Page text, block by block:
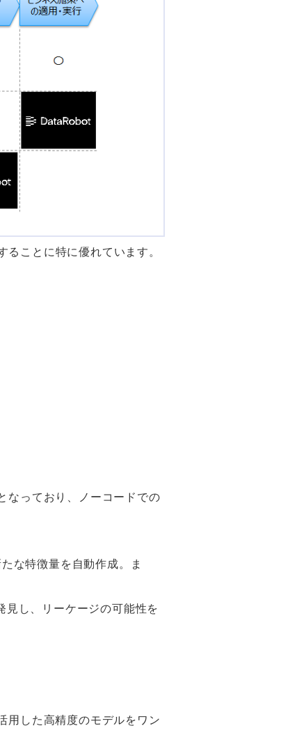
ことに特に優れています。
なっており、ノーコードでの
な特徴量を自動作成。ま
見し、リーケージの可能性を
用した高精度のモデルをワン